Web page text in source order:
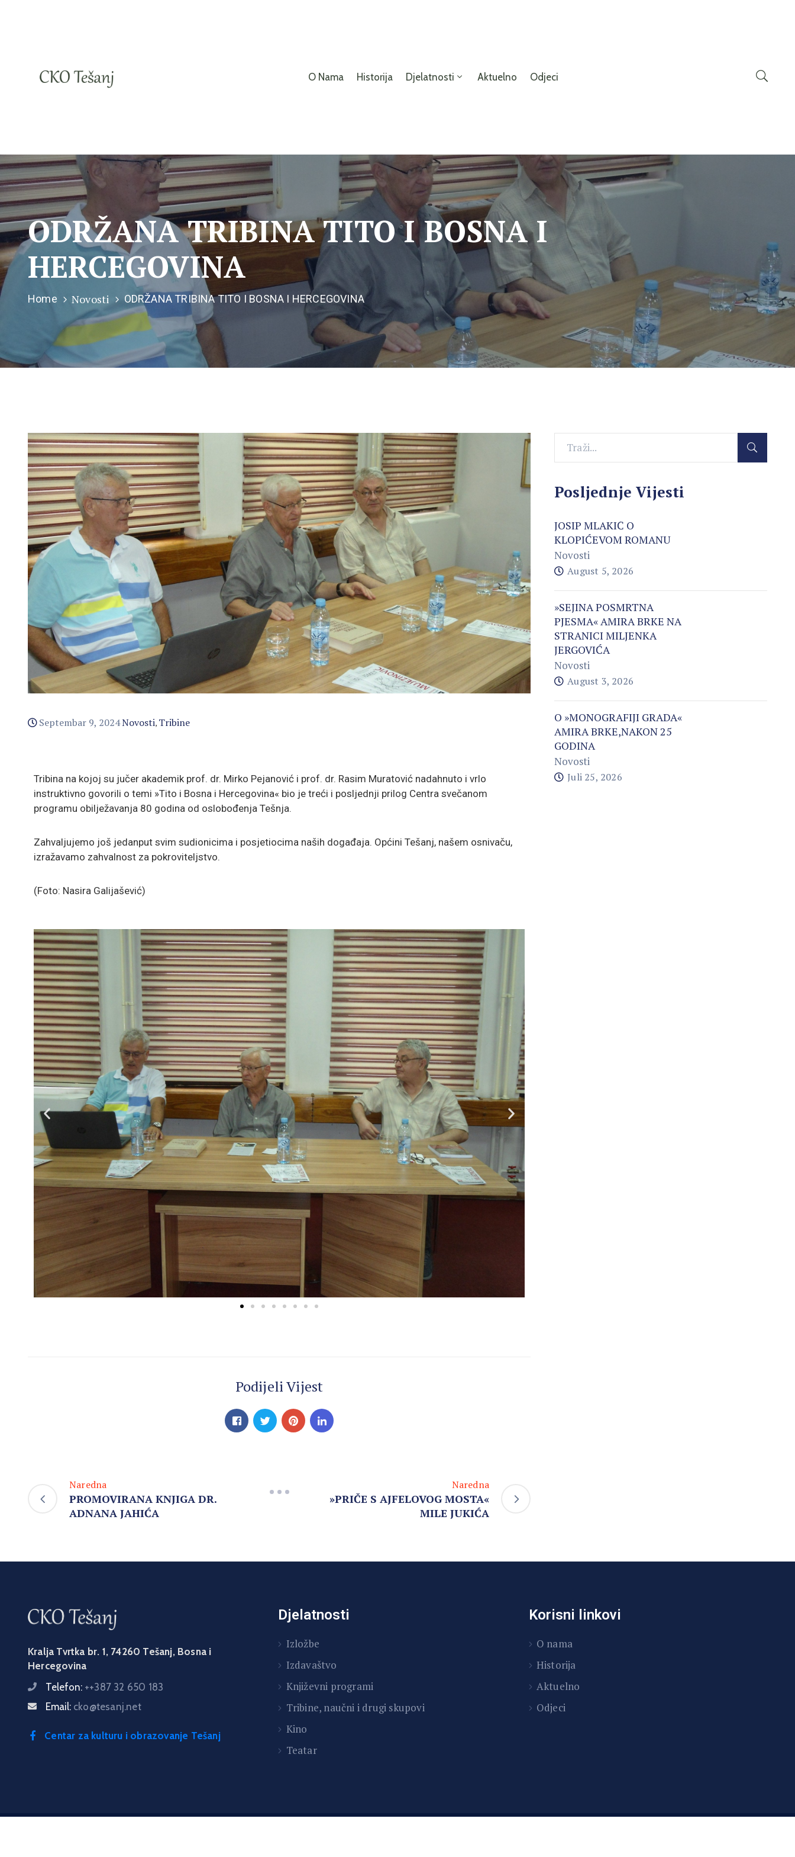
O Nama Historija Djelatnosti Aktuelno Odjeci
ODRŽANA TRIBINA TITO I BOSNA I
HERCEGOVINA
Home Novosti ODRŽANA TRIBINA TITO I BOSNA I HERCEGOVINA
Septembar 9, 2024Novosti‚ Tribine
Tribina na kojoj su jučer akademik prof. dr. Mirko Pejanović i prof. dr. Rasim Muratović nadahnuto i vrlo
instruktivno govorili o temi »Tito i Bosna i Hercegovina« bio je treći i posljednji prilog Centra svečanom
programu obilježavanja 80 godina od oslobođenja Tešnja.
Zahvaljujemo još jedanput svim sudionicima i posjetiocima naših događaja. Općini Tešanj, našem osnivaču,
izražavamo zahvalnost za pokroviteljstvo.
(Foto: Nasira Galijašević)
Podijeli Vijest
Naredna
PROMOVIRANA KNJIGA DR.
ADNANA JAHIĆA
Naredna
»PRIČE S AJFELOVOG MOSTA«
MILE JUKIĆA
Posljednje Vijesti
JOSIP MLAKIĆ O
KLOPIĆEVOM ROMANU
Novosti
August 5, 2026
»SEJINA POSMRTNA
PJESMA« AMIRA BRKE NA
STRANICI MILJENKA
JERGOVIĆA
Novosti
August 3, 2026
O »MONOGRAFIJI GRADA«
AMIRA BRKE,NAKON 25
GODINA
Novosti
Juli 25, 2026
Kralja Tvrtka br. 1, 74260 Tešanj, Bosna i
Hercegovina
Telefon: ++387 32 650 183
Email: cko@tesanj.net
Centar za kulturu i obrazovanje Tešanj
Djelatnosti
Izložbe
Izdavaštvo
Književni programi
Tribine, naučni i drugi skupovi
Kino
Teatar
Korisni linkovi
O nama
Historija
Aktuelno
Odjeci